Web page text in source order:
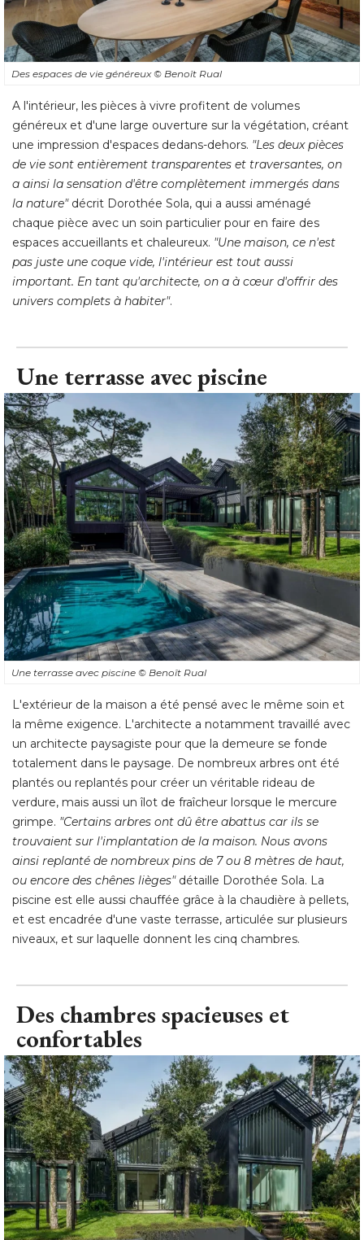
Des espaces de vie généreux© Benoît Rual
A l'intérieur, les pièces à vivre profitent de volumes
généreux et d'une large ouverture sur la végétation, créant
une impression d'espaces dedans-dehors. "Les deux pièces
de vie sont entièrement transparentes et traversantes, on
a ainsi la sensation d'être complètement immergés dans
la nature" décrit Dorothée Sola, qui a aussi aménagé
chaque pièce avec un soin particulier pour en faire des
espaces accueillants et chaleureux. "Une maison, ce n'est
pas juste une coque vide, l'intérieur est tout aussi
important. En tant qu'architecte, on a à cœur d'offrir des
univers complets à habiter".
Une terrasse avec piscine
Une terrasse avec piscine © Benoît Rual
L'extérieur de la maison a été pensé avec le même soin et
la même exigence. L'architecte a notamment travaillé avec
un architecte paysagiste pour que la demeure se fonde
totalement dans le paysage. De nombreux arbres ont été
plantés ou replantés pour créer un véritable rideau de
verdure, mais aussi un îlot de fraîcheur lorsque le mercure
grimpe. "Certains arbres ont dû être abattus car ils se
trouvaient sur l'implantation de la maison. Nous avons
ainsi replanté de nombreux pins de 7 ou 8 mètres de haut,
ou encore des chênes lièges"détaille Dorothée Sola. La
piscine est elle aussi chauffée grâce à la chaudière à pellets,
et est encadrée d'une vaste terrasse, articulée sur plusieurs
niveaux, et sur laquelle donnent les cinq chambres.
Des chambres spacieuses et
confortables